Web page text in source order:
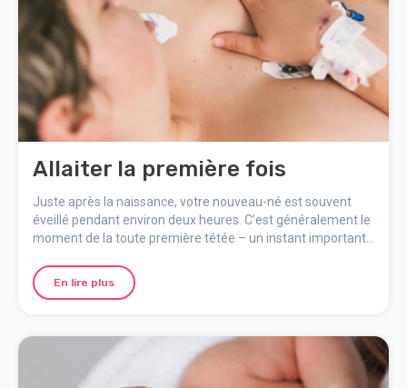
Allaiter la première fois
Juste après la naissance, votre nouveau-né est souvent
éveillé pendant environ deux heures. C’est généralement le
moment de la toute première tétée – un instant important
En lire plus